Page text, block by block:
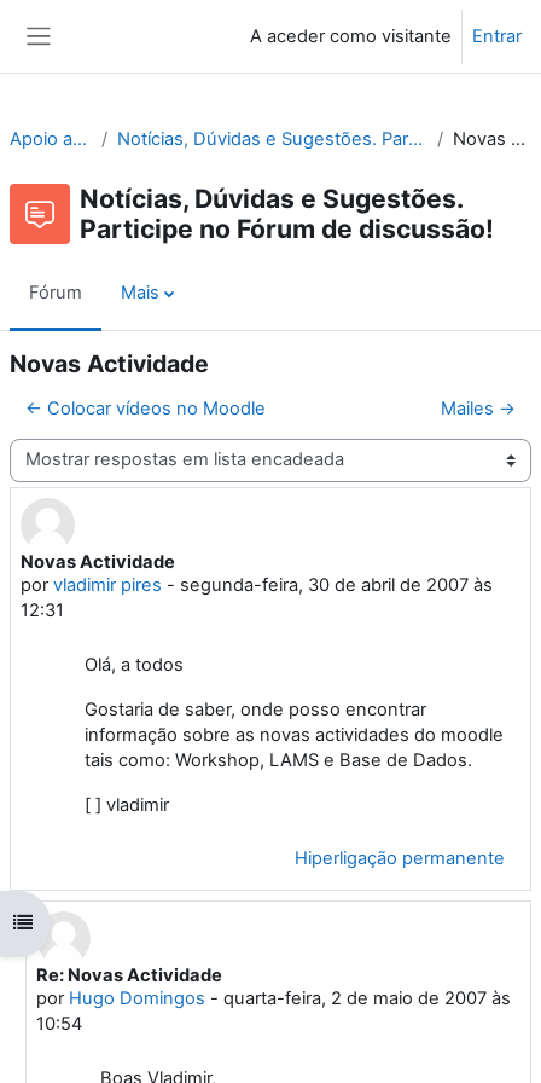
A aceder como visitante Entrar
Abrir índice da disciplina
Apoio ao Moodle Notícias, Dúvidas e Sugestões. Participe no Fórum de discussão! Novas Actividade
Notícias, Dúvidas e Sugestões.
Participe no Fórum de discussão!
Fórum Mais
Novas Actividade
← Colocar vídeos no Moodle Mailes →
Modo de visualização
Novas Actividade
porvladimir pires - segunda-feira, 30 de abril de 2007 às
12:31
Número de respostas: 1
Olá, a todos
Gostaria de saber, onde posso encontrar
informação sobre as novas actividades do moodle
tais como: Workshop, LAMS e Base de Dados.
[ ] vladimir
Hiperligação permanente
Em resposta a 'vladimir pires'
Re: Novas Actividade
por Hugo Domingos - quarta-feira, 2 de maio de 2007 às
10:54
Boas Vladimir,